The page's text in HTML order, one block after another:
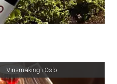
Vinsmaking i Oslo